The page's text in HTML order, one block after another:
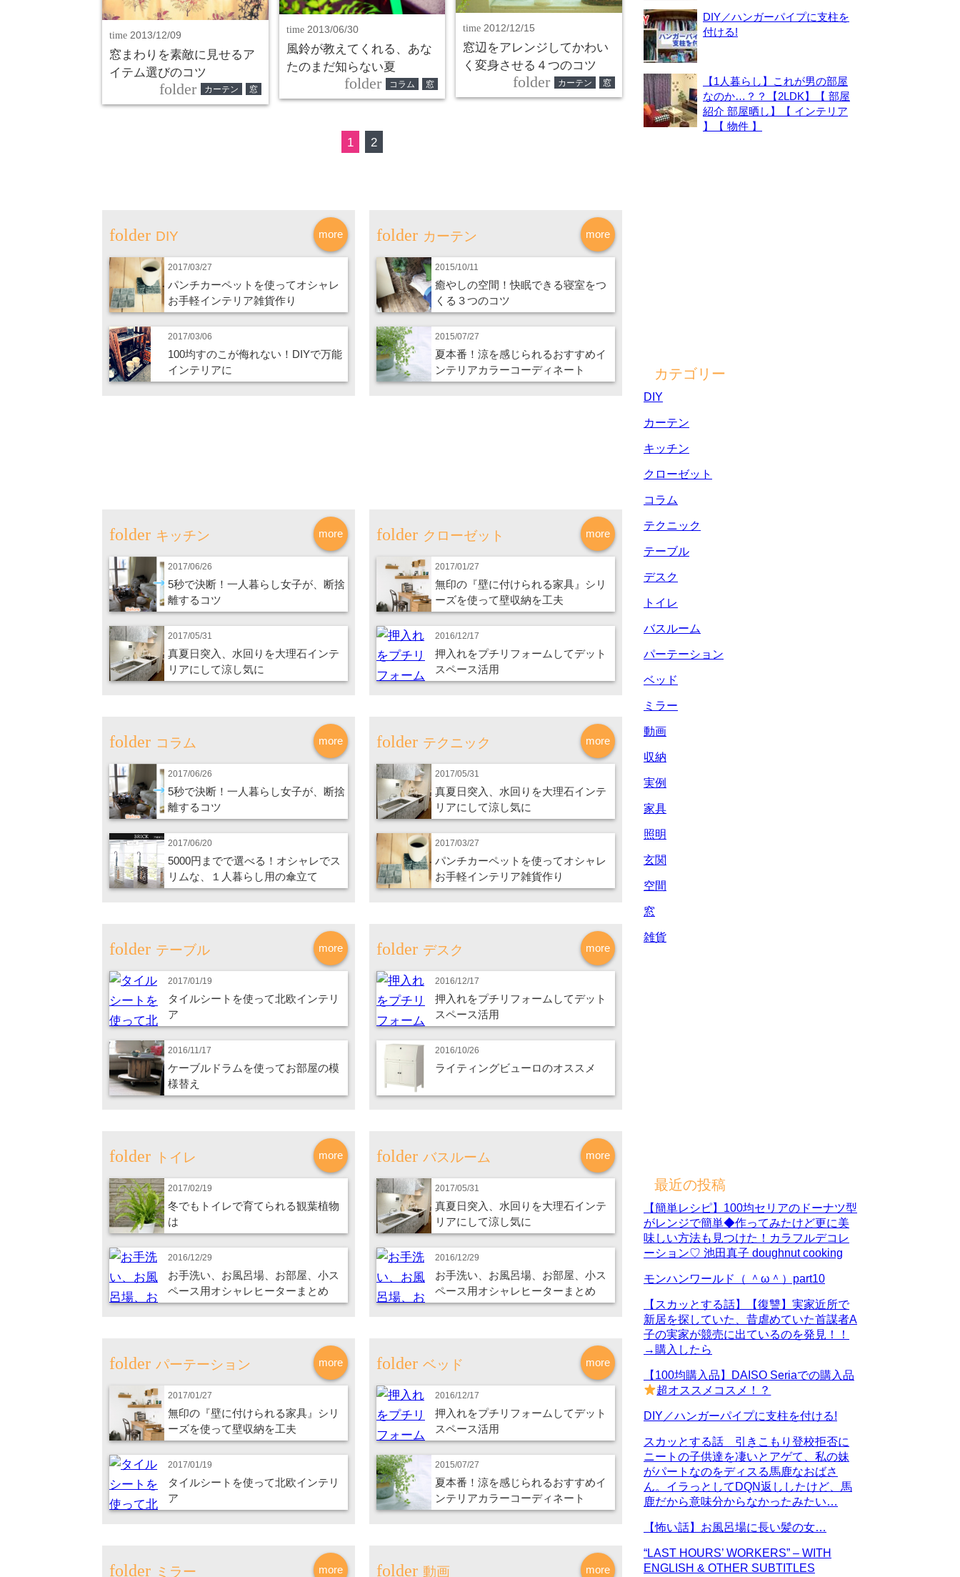
time 2013/12/09
窓まわりを素敵に見せるア
イテム選びのコツ
folder カーテン 窓
time 2013/06/30
風鈴が教えてくれる、あな
たのまだ知らない夏
folder コラム 窓
time 2012/12/15
窓辺をアレンジしてかわい
く変身させる４つのコツ
folder カーテン 窓
1 2
more
DIY
2017/03/27
パンチカーペットを使ってオシャレ
お手軽インテリア雑貨作り
2017/03/06
100均すのこが侮れない！DIYで万能
インテリアに
more
カーテン
2015/10/11
癒やしの空間！快眠できる寝室をつ
くる３つのコツ
2015/07/27
夏本番！涼を感じられるおすすめイ
ンテリアカラーコーディネート
more
キッチン
2017/06/26
5秒で決断！一人暮らし女子が、断捨
離するコツ
2017/05/31
真夏日突入、水回りを大理石インテ
リアにして涼し気に
more
クローゼット
2017/01/27
無印の『壁に付けられる家具』シリ
ーズを使って壁収納を工夫
2016/12/17
押入れをプチリフォームしてデット
スペース活用
more
コラム
2017/06/26
5秒で決断！一人暮らし女子が、断捨
離するコツ
2017/06/20
5000円までで選べる！オシャレでス
リムな、１人暮らし用の傘立て
more
テクニック
2017/05/31
真夏日突入、水回りを大理石インテ
リアにして涼し気に
2017/03/27
パンチカーペットを使ってオシャレ
お手軽インテリア雑貨作り
more
テーブル
2017/01/19
タイルシートを使って北欧インテリ
ア
2016/11/17
ケーブルドラムを使ってお部屋の模
様替え
more
デスク
2016/12/17
押入れをプチリフォームしてデット
スペース活用
2016/10/26
ライティングビューロのオススメ
more
トイレ
2017/02/19
冬でもトイレで育てられる観葉植物
は
2016/12/29
お手洗い、お風呂場、お部屋、小ス
ペース用オシャレヒーターまとめ
more
バスルーム
2017/05/31
真夏日突入、水回りを大理石インテ
リアにして涼し気に
2016/12/29
お手洗い、お風呂場、お部屋、小ス
ペース用オシャレヒーターまとめ
more
パーテーション
2017/01/27
無印の『壁に付けられる家具』シリ
ーズを使って壁収納を工夫
2017/01/19
タイルシートを使って北欧インテリ
ア
more
ベッド
2016/12/17
押入れをプチリフォームしてデット
スペース活用
2015/07/27
夏本番！涼を感じられるおすすめイ
ンテリアカラーコーディネート
more
ミラー more
動画
DIY／ハンガーパイプに支柱を
付ける!
【1人暮らし】これが男の部屋
なのか…？？【2LDK】【 部屋
紹介 部屋晒し】【 インテリア
】【 物件 】
カテゴリー
DIY
カーテン
キッチン
クローゼット
コラム
テクニック
テーブル
デスク
トイレ
バスルーム
パーテーション
ベッド
ミラー
動画
収納
実例
家具
照明
玄関
空間
窓
雑貨
最近の投稿
【簡単レシピ】100均セリアのドーナツ型
がレンジで簡単◆作ってみたけど更に美
味しい方法も見つけた！カラフルデコレ
ーション♡ 池田真子 doughnut cooking
モンハンワールド（ ＾ω＾）part10
【スカッとする話】【復讐】実家近所で
新居を探していた、昔虐めていた首謀者A
子の実家が競売に出ているのを発見！！
→購入したら
【100均購入品】DAISO Seriaでの購入品
超オススメコスメ！？
DIY／ハンガーパイプに支柱を付ける!
スカッとする話 引きこもり登校拒否に
ニートの子供達を凄いとアゲて、私の妹
がパートなのをディスる馬鹿なおばさ
ん。イラっとしてDQN返ししたけど、馬
鹿だから意味分からなかったみたい…
【怖い話】お風呂場に長い髪の女…
“LAST HOURS’ WORKERS” – WITH
ENGLISH & OTHER SUBTITLES